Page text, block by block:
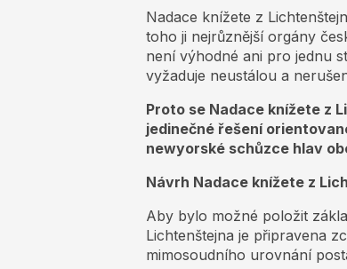
Nadace knížete z
toho ji nejrůznější orgány
není výhodné ani pro jednu
vyžaduje neustálou a
Proto se Nadace knížete z
jedinečné řešení
newyorské schůzce hlav
Návrh Nadace knížete z
Aby bylo možné položit
Lichtenštejna je připravena
mimosoudního urovnání